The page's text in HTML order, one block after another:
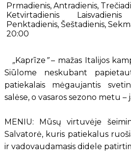
Prmadienis, Antradienis,
Ketvirtadienis
Laisvadienis
Penktadienis, Šeštadienis,
20:00
„Kaprīze ”– mažas Italijos
Siūlome neskubant
patiekalais mėgaujantis
salėse, o vasaros sezono metu –
MENIU: Mūsų virtuvėje
Salvatorė, kuris patiekalus
ir vadovaudamasis didele